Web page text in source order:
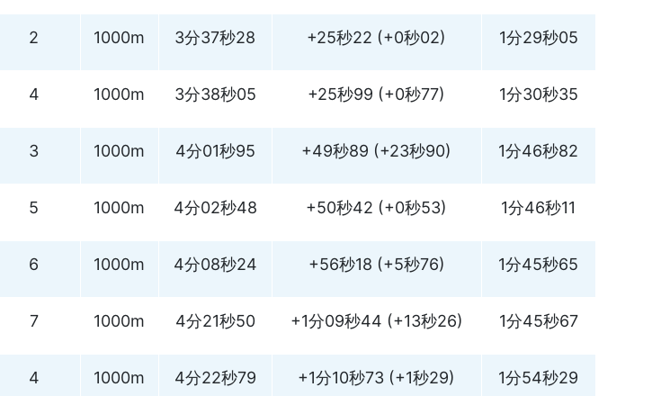
2 1000m 3分37秒28 +25秒22 (+0秒02) 1分29秒05
4 1000m 3分38秒05 +25秒99 (+0秒77) 1分30秒35
3 1000m 4分01秒95 +49秒89 (+23秒90) 1分46秒82
5 1000m 4分02秒48 +50秒42 (+0秒53) 1分46秒11
6 1000m 4分08秒24 +56秒18 (+5秒76) 1分45秒65
7 1000m 4分21秒50 +1分09秒44 (+13秒26) 1分45秒67
4 1000m 4分22秒79 +1分10秒73 (+1秒29) 1分54秒29